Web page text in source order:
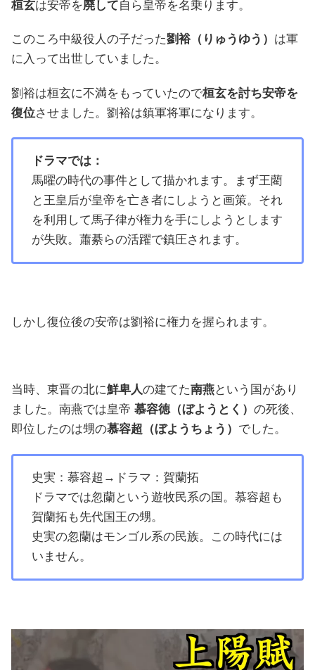
桓玄は安帝を廃して自ら皇帝を名乗ります。
このころ中級役人の子だった劉裕（りゅうゆう） は軍
に入って出世していました。
劉裕は桓玄に不満をもっていたので桓玄を討ち安帝を
復位させました。劉裕は鎮軍将軍になります。
ドラマでは：
馬曜の時代の事件として描かれます。まず王藺
と王皇后が皇帝を亡き者にしようと画策。それ
を利用して馬子律が権力を手にしようとします
が失敗。蕭綦らの活躍で鎮圧されます。
しかし復位後の安帝は劉裕に権力を握られます。
当時、東晋の北に鮮卑人の建てた南燕という国があり
ました。南燕では皇帝 慕容徳（ぼようとく） の死後、
即位したのは甥の慕容超（ぼようちょう） でした。
史実：慕容超→ドラマ：賀蘭拓
ドラマでは忽蘭という遊牧民系の国。慕容超も
賀蘭拓も先代国王の甥。
史実の忽蘭はモンゴル系の民族。この時代には
いません。